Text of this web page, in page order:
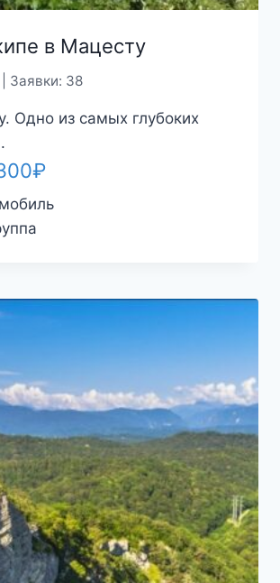
в Мацесту
Заявки: 38
Одно из самых глубоких
₽